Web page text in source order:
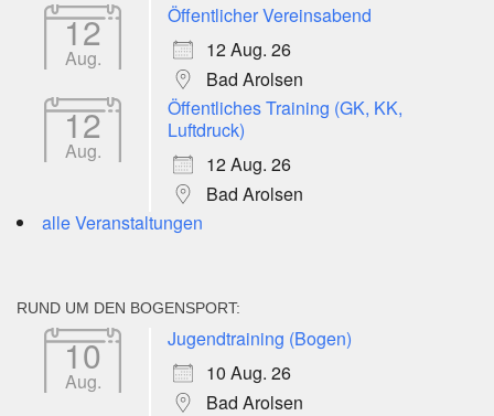
12
Aug.
Öffentlicher Vereinsabend
12 Aug. 26
Bad Arolsen
12
Aug.
Öffentliches Training (GK, KK,
Luftdruck)
12 Aug. 26
Bad Arolsen
alle Veranstaltungen
RUND UM DEN BOGENSPORT:
10
Aug.
Jugendtraining (Bogen)
10 Aug. 26
Bad Arolsen